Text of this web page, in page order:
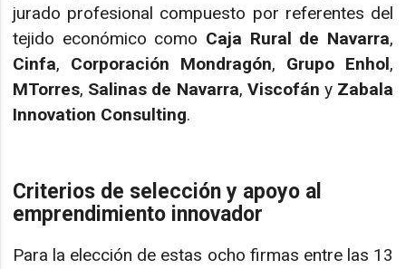
jurado profesional compuesto por referentes del
tejido económico como Caja Rural de Navarra,
Cinfa, Corporación Mondragón, Grupo Enhol,
MTorres, Salinas de Navarra, Viscofán y Zabala
Innovation Consulting.
Criterios de selección y apoyo al
emprendimiento innovador
Para la elección de estas ocho firmas entre las 13